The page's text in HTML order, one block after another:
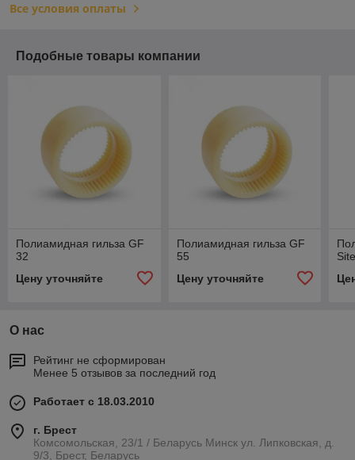
Все условия оплаты
Подобные товары компании
Полиамидная гильза GF
32
Цену уточняйте
Полиамидная гильза GF
55
Цену уточняйте
О нас
Рейтинг не сформирован
Менее 5 отзывов за последний год
Работает с 18.03.2010
г. Брест
Комсомольская, 23/1 / Беларусь Минск ул. Липковская, д.
9/3, Брест, Беларусь